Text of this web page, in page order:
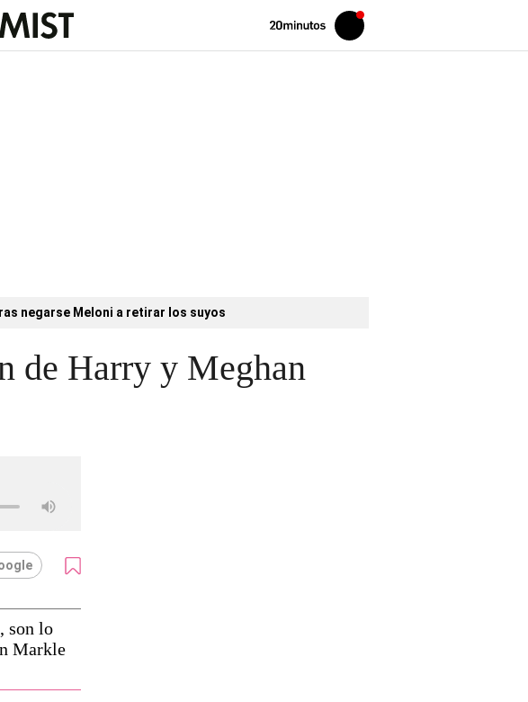
Volver
Iniciar
sesión
negarse Meloni a retirar los suyos
de Harry y Meghan
son lo
Markle